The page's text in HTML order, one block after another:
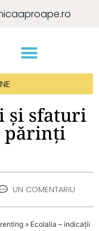
și sfaturi
părinți
UN COMENTARIU
» Ecolalia – indicații